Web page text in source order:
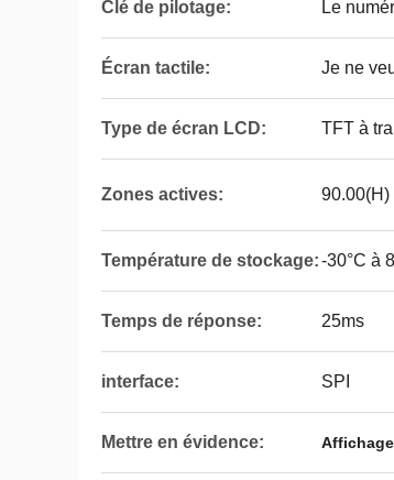
Clé de pilotage: Le
Écran tactile: Je ne
Type de écran LCD: TFT à
Zones actives: 90.00(H)
Température de stockage:-30°C à
Temps de réponse: 25ms
interface: SPI
Mettre en évidence: